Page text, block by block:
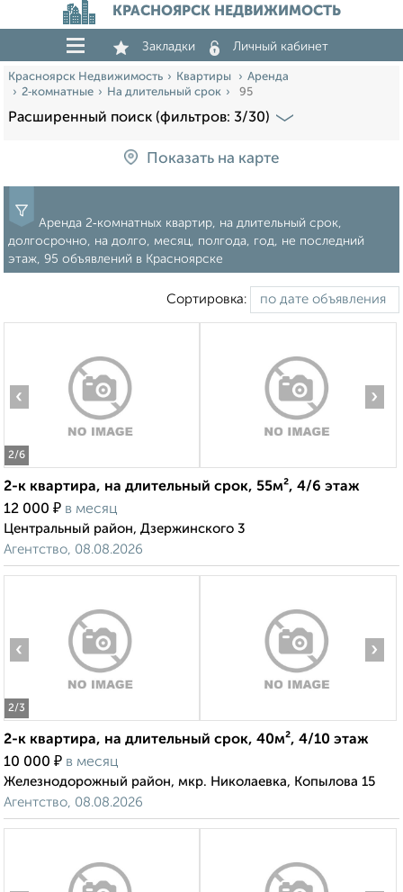
КРАСНОЯРСК НЕДВИЖИМОСТЬ
Закладки Личный кабинет
Красноярск Недвижимость Квартиры
Аренда
2‑комнатные
На длительный срок 95
Расширенный поиск (фильтров: 3/30)
Показать на карте
Аренда 2‑комнатных квартир, на длительный срок,
долгосрочно, на долго, месяц, полгода, год, не последний
этаж, 95 объявлений в Красноярске
Сортировка:
2/6
‹ ›
2-к квартира, на длительный срок, 55м², 4/6 этаж
12 000 ₽ в месяц
Центральный район, Дзержинского 3
Агентство, 08.08.2026
2/3
‹ ›
2-к квартира, на длительный срок, 40м², 4/10 этаж
10 000 ₽ в месяц
Железнодорожный район, мкр. Николаевка, Копылова 15
Агентство, 08.08.2026